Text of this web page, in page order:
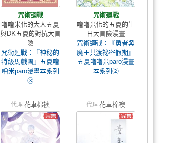
咒術廻戰
嚕嚕米化的大人五夏
與DK五夏的對抗大冒
險
咒術迴戰：『神秘的
特級馬戲團』五夏嚕
嚕米paro漫畫本系列
③
咒術廻戰
嚕嚕米化的五夏的生
日大冒險漫畫
咒術迴戰：『勇者與
魔王共渡祕密假期』
五夏嚕嚕米paro漫畫
本系列②
代理 花車棉襖 代理 花車棉襖